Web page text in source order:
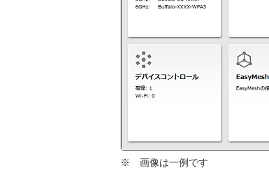
※ 画像は一例です